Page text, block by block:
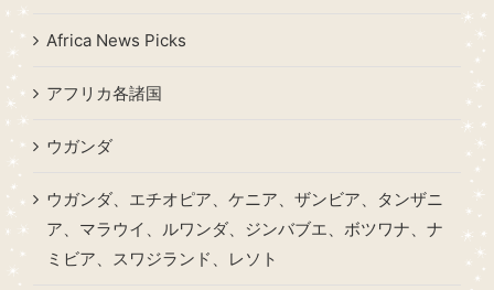
Africa News Picks
アフリカ各諸国
ウガンダ
ウガンダ、エチオピア、ケニア、ザンビア、タンザニ
ア、マラウイ、ルワンダ、ジンバブエ、ボツワナ、ナ
ミビア、スワジランド、レソト